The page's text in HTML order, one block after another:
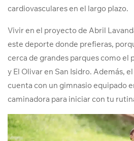
cardiovasculares en el largo plazo.
Vivir en el proyecto de Abril
este deporte donde prefieras,
cerca de grandes parques como el
y El Olivar en San Isidro. Además,
cuenta con un gimnasio equipado
caminadora para iniciar con tu